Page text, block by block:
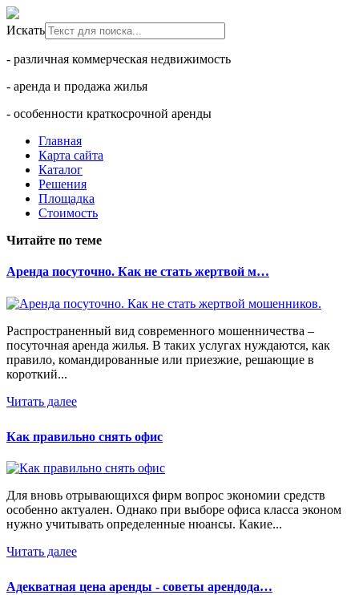
Искать
- различная коммерческая недвижимость
- аренда и продажа жилья
- особенности краткосрочной аренды
Главная
Карта сайта
Каталог
Решения
Площадка
Стоимость
Читайте по теме
Аренда посуточно. Как не стать жертвой м…
Распространенный вид современного мошенничества –
посуточная аренда жилья. В таких услугах нуждаются, как
правило, командированные или приезжие, решающие в
короткий...
Читать далее
Как правильно снять офис
Для вновь отрывающихся фирм вопрос экономии средств
особенно актуален. Однако при выборе офиса класса эконом
нужно учитывать определенные нюансы. Какие...
Читать далее
Адекватная цена аренды - советы арендода…